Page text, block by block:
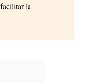
la